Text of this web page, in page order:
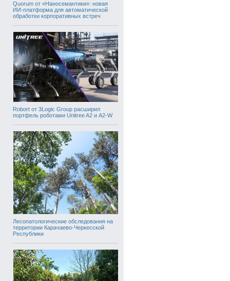
Quorum от «Наносемантики»: новая
ИИ-платформа для автоматической
обработки корпоративных встреч
Robort от 3Logic Group расширил
портфель роботами Unitree A2 и A2-W
Лесопатологические обследования на
территории Карачаево-Черкесской
Республики